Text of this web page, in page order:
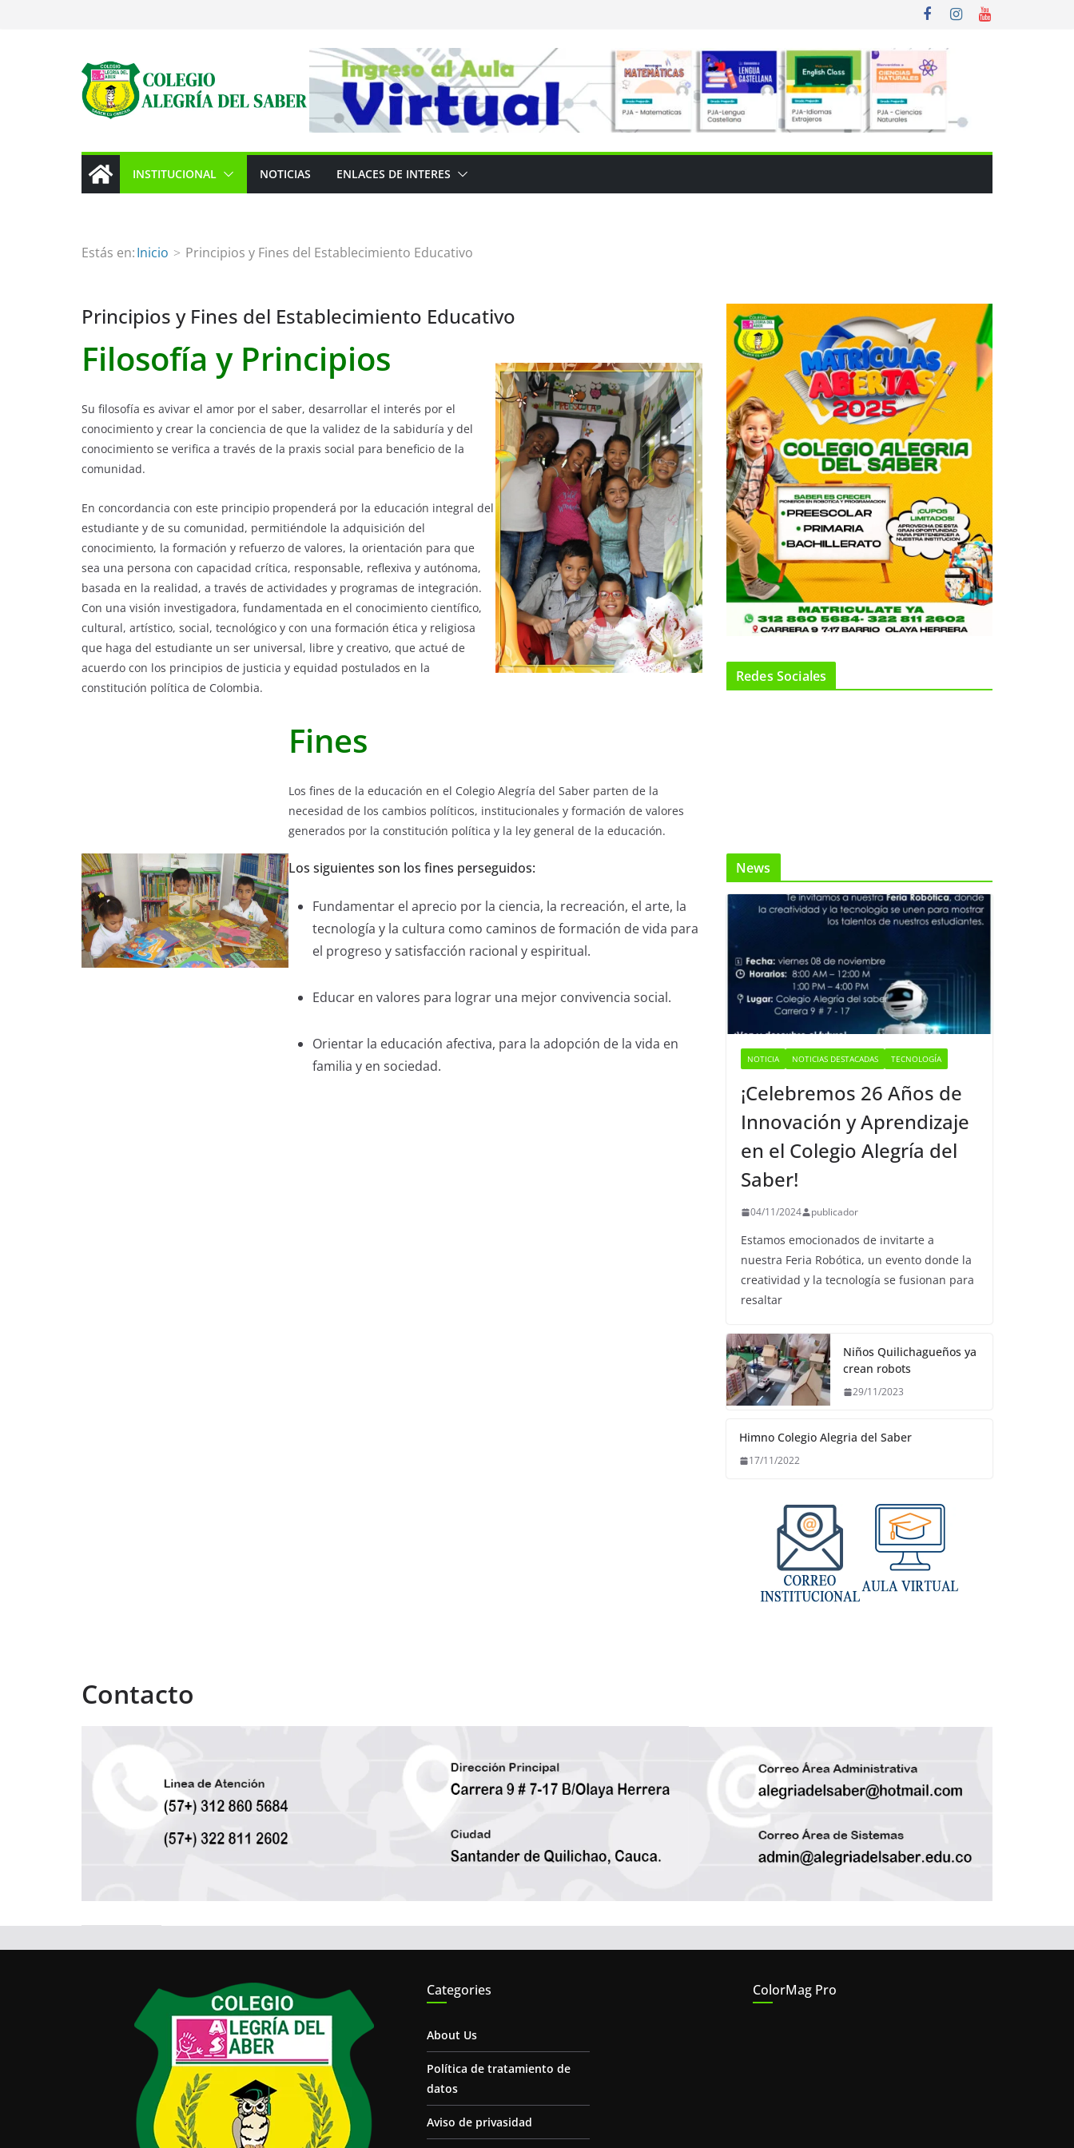
INSTITUCIONAL NOTICIAS ENLACES DE INTERES
Estás en:Inicio Principios y Fines del Establecimiento Educativo
Principios y Fines del Establecimiento Educativo
Filosofía y Principios
Su filosofía es avivar el amor por el saber, desarrollar el interés por el
conocimiento y crear la conciencia de que la validez de la sabiduría y del
conocimiento se verifica a través de la praxis social para beneficio de la
comunidad.
En concordancia con este principio propenderá por la educación integral del
estudiante y de su comunidad, permitiéndole la adquisición del
conocimiento, la formación y refuerzo de valores, la orientación para que
sea una persona con capacidad crítica, responsable, reflexiva y autónoma,
basada en la realidad, a través de actividades y programas de integración.
Con una visión investigadora, fundamentada en el conocimiento científico,
cultural, artístico, social, tecnológico y con una formación ética y religiosa
que haga del estudiante un ser universal, libre y creativo, que actué de
acuerdo con los principios de justicia y equidad postulados en la
constitución política de Colombia.
Fines
Los fines de la educación en el Colegio Alegría del Saber parten de la
necesidad de los cambios políticos, institucionales y formación de valores
generados por la constitución política y la ley general de la educación.
Los siguientes son los fines perseguidos:
Fundamentar el aprecio por la ciencia, la recreación, el arte, la
tecnología y la cultura como caminos de formación de vida para
el progreso y satisfacción racional y espiritual.
Educar en valores para lograr una mejor convivencia social.
Orientar la educación afectiva, para la adopción de la vida en
familia y en sociedad.
Redes Sociales
News
NOTICIA NOTICIAS DESTACADAS TECNOLOGÍA
¡Celebremos 26 Años de
Innovación y Aprendizaje
en el Colegio Alegría del
Saber!
04/11/2024 publicador
Estamos emocionados de invitarte a
nuestra Feria Robótica, un evento donde la
creatividad y la tecnología se fusionan para
resaltar
Niños Quilichagueños ya
crean robots
29/11/2023
Himno Colegio Alegria del Saber
17/11/2022
Contacto
Categories
About Us
Política de tratamiento de
datos
Aviso de privasidad
ColorMag Pro